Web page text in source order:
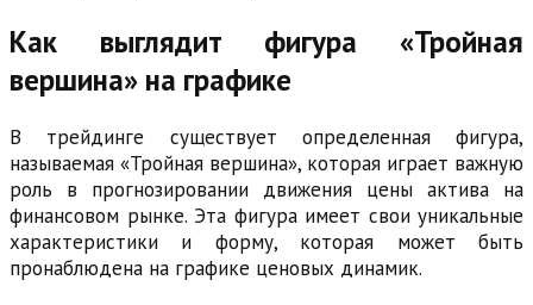
Как выглядит фигура «Тройная
вершина» на графике
В трейдинге существует определенная фигура,
называемая «Тройная вершина», которая играет важную
роль в прогнозировании движения цены актива на
финансовом рынке. Эта фигура имеет свои уникальные
характеристики и форму, которая может быть
пронаблюдена на графике ценовых динамик.